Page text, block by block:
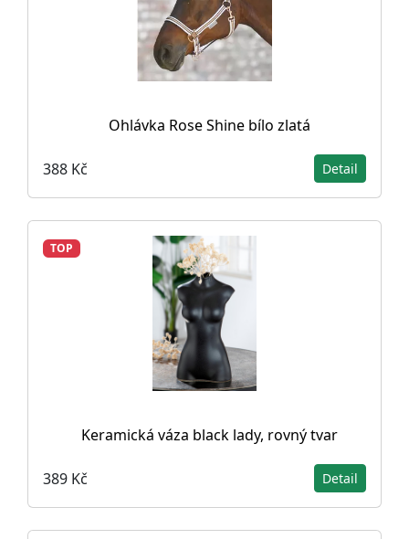
Ohlávka Rose Shine bílo zlatá
388 Kč Detail
TOP
Keramická váza black lady, rovný tvar
389 Kč Detail